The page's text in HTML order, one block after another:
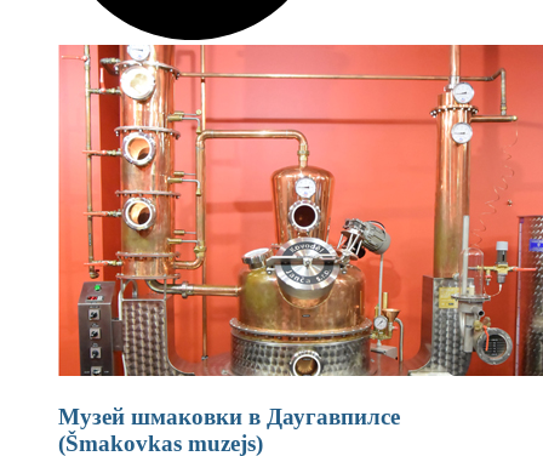
Музей шмаковки в Даугавпилсе
(Šmakovkas muzejs)